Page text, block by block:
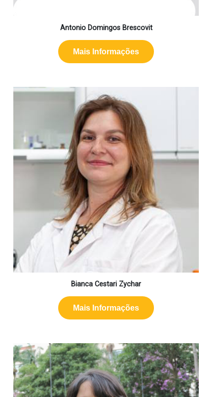
Antonio Domingos Brescovit
Mais Informações
Bianca Cestari Zychar
Mais Informações